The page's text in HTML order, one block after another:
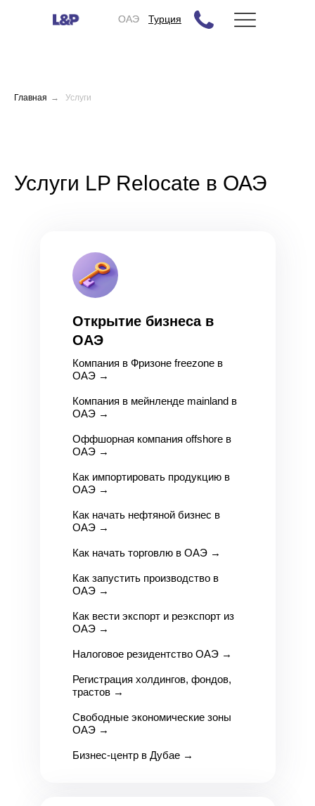
ОАЭ
ОАЭ Турция
Главная → Услуги
Услуги LP Relocate в ОАЭ
Открытие бизнеса в
ОАЭ
Компания в Фризоне freezone в
ОАЭ →
Компания в мейнленде mainland в
ОАЭ →
Оффшорная компания offshore в
ОАЭ →
Как импортировать продукцию в
ОАЭ →
Как начать нефтяной бизнес в
ОАЭ →
Как начать торговлю в ОАЭ →
Как запустить производство в
ОАЭ →
Как вести экспорт и реэкспорт из
ОАЭ →
Налоговое резидентство ОАЭ →
Регистрация холдингов, фондов,
трастов →
Свободные экономические зоны
ОАЭ →
Бизнес-центр в Дубае →